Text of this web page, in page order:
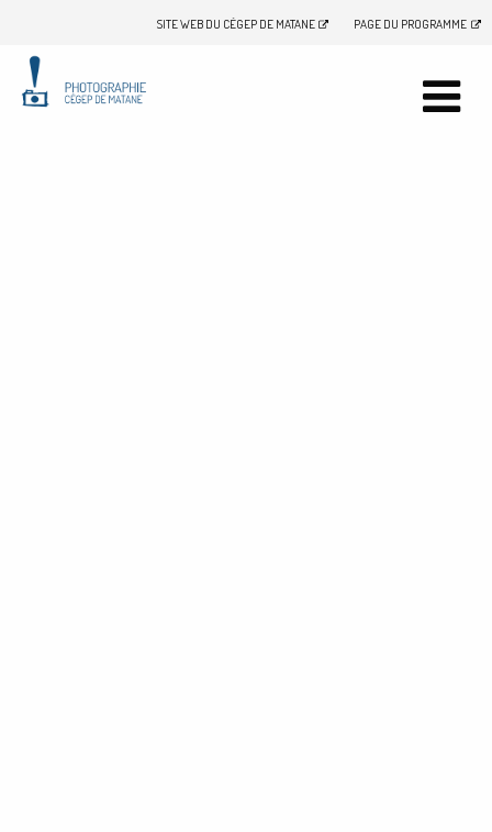
SITE WEB DU CÉGEP DE MATANE PAGE DU PROGRAMME